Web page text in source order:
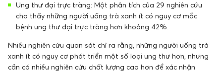
Ung thư đại trực tràng: Một phân tích của 29 nghiên cứu
cho thấy những người uống trà xanh ít có nguy cơ mắc
bệnh ung thư đại trực tràng hơn khoảng 42%.
Nhiều nghiên cứu quan sát chỉ ra rằng, những người uống trà
xanh ít có nguy cơ phát triển một số loại ung thư hơn, nhưng
cần có nhiều nghiên cứu chất lượng cao hơn để xác nhận